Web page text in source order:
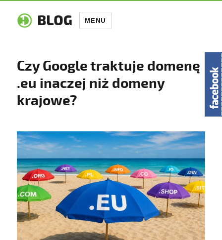
MENU
Czy Google traktuje domenę
.eu inaczej niż domeny
krajowe?